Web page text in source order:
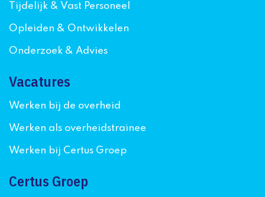
Tijdelijk & Vast Personeel
Opleiden & Ontwikkelen
Onderzoek & Advies
Vacatures
Werken bij de overheid
Werken als overheidstrainee
Werken bij Certus Groep
Certus Groep